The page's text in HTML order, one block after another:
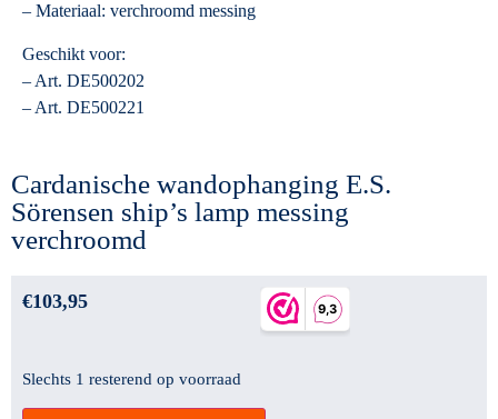
– Materiaal: verchroomd messing
Geschikt voor:
– Art. DE500202
– Art. DE500221
Cardanische wandophanging E.S.
Sörensen ship’s lamp messing
verchroomd
€103,95
Slechts 1 resterend op voorraad